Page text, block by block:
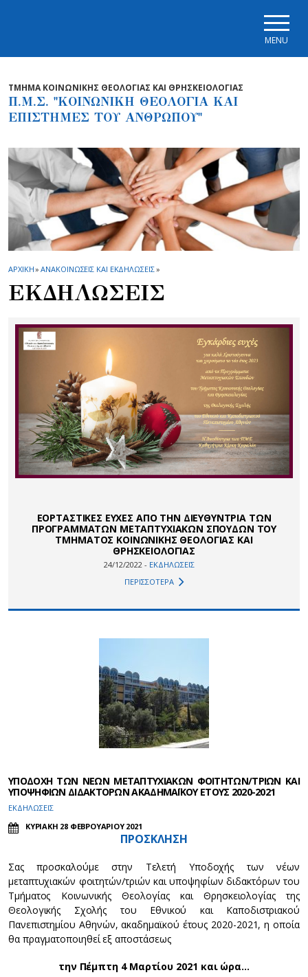
MENU
ΤΜΗΜΑ ΚΟΙΝΩΝΙΚΗΣ ΘΕΟΛΟΓΙΑΣ ΚΑΙ ΘΡΗΣΚΕΙΟΛΟΓΙΑΣ
Π.Μ.Σ. "ΚΟΙΝΩΝΙΚΗ ΘΕΟΛΟΓΙΑ ΚΑΙ
ΕΠΙΣΤΗΜΕΣ ΤΟΥ ΑΝΘΡΩΠΟΥ"
ΑΡΧΙΚΗ» ΑΝΑΚΟΙΝΩΣΕΙΣ ΚΑΙ ΕΚΔΗΛΩΣΕΙΣ»
ΕΚΔΗΛΩΣΕΙΣ
ΕΟΡΤΑΣΤΙΚΕΣ ΕΥΧΕΣ ΑΠΟ ΤΗΝ ΔΙΕΥΘΥΝΤΡΙΑ ΤΩΝ
ΠΡΟΓΡΑΜΜΑΤΩΝ ΜΕΤΑΠΤΥΧΙΑΚΩΝ ΣΠΟΥΔΩΝ ΤΟΥ
ΤΜΗΜΑΤΟΣ ΚΟΙΝΩΝΙΚΗΣ ΘΕΟΛΟΓΙΑΣ ΚΑΙ
ΘΡΗΣΚΕΙΟΛΟΓΙΑΣ
24/12/2022 - ΕΚΔΗΛΩΣΕΙΣ
ΠΕΡΙΣΣΟΤΕΡΑ
ΥΠΟΔΟΧΗ ΤΩΝ ΝΕΩΝ ΜΕΤΑΠΤΥΧΙΑΚΩΝ ΦΟΙΤΗΤΩΝ/ΤΡΙΩΝ ΚΑΙ
ΥΠΟΨΗΦΙΩΝ ΔΙΔΑΚΤΟΡΩΝ ΑΚΑΔΗΜΑΪΚΟΥ ΕΤΟΥΣ 2020-2021
ΕΚΔΗΛΩΣΕΙΣ
ΚΥΡΙΑΚΗ 28 ΦΕΒΡΟΥΑΡΙΟΥ 2021
ΠΡΟΣΚΛΗΣΗ
Σας προσκαλούμε στην Τελετή Υποδοχής των νέων
μεταπτυχιακών φοιτητών/τριών και υποψηφίων διδακτόρων του
Τμήματος Κοινωνικής Θεολογίας και Θρησκειολογίας της
Θεολογικής Σχολής του Εθνικού και Καποδιστριακού
Πανεπιστημίου Αθηνών, ακαδημαϊκού έτους 2020-2021, η οποία
θα πραγματοποιηθεί εξ αποστάσεως
την Πέμπτη 4 Μαρτίου 2021 και ώρα…